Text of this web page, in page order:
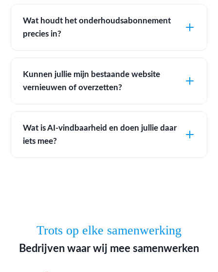
Wat houdt het onderhoudsabonnement
precies in?
Kunnen jullie mijn bestaande website
vernieuwen of overzetten?
Wat is AI-vindbaarheid en doen jullie daar
iets mee?
Trots op elke samenwerking
Bedrijven waar wij mee samenwerken